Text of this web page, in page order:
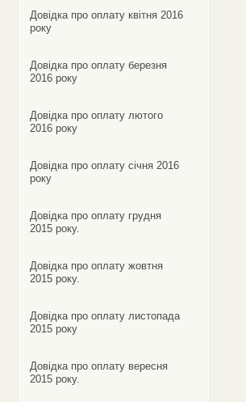
Довідка про оплату квітня 2016
року
Довідка про оплату березня
2016 року
Довідка про оплату лютого
2016 року
Довідка про оплату січня 2016
року
Довідка про оплату грудня
2015 року.
Довідка про оплату жовтня
2015 року.
Довідка про оплату листопада
2015 року
Довідка про оплату вересня
2015 року.